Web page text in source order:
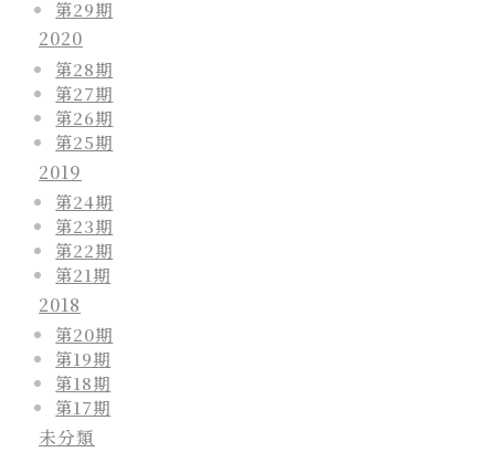
第29期
2020
第28期
第27期
第26期
第25期
2019
第24期
第23期
第22期
第21期
2018
第20期
第19期
第18期
第17期
未分類